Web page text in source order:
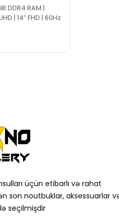
DDR4 RAM |
| 14″ FHD | 60Hz
üçün etibarlı və rahat
son noutbuklar, aksessuarlar
seçilmişdir